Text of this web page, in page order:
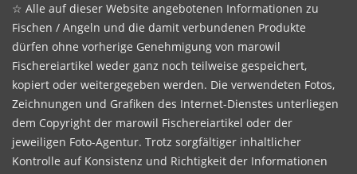
☆ Alle auf dieser Website angebotenen Informationen zu
Fischen / Angeln und die damit verbundenen Produkte
dürfen ohne vorherige Genehmigung von marowil
Fischereiartikel weder ganz noch teilweise gespeichert,
kopiert oder weitergegeben werden. Die verwendeten Fotos,
Zeichnungen und Grafiken des Internet-Dienstes unterliegen
dem Copyright der marowil Fischereiartikel oder der
jeweiligen Foto-Agentur. Trotz sorgfältiger inhaltlicher
Kontrolle auf Konsistenz und Richtigkeit der Informationen